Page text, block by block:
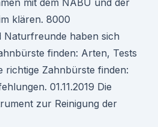
mit dem NABU und der
klären. 8000
haben sich
finden: Arten, Tests
richtige Zahnbürste finden:
01.11.2019 Die
zur Reinigung der